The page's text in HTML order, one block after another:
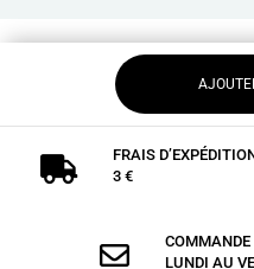

FRAIS
3 €

COMMANDE
LUNDI AU